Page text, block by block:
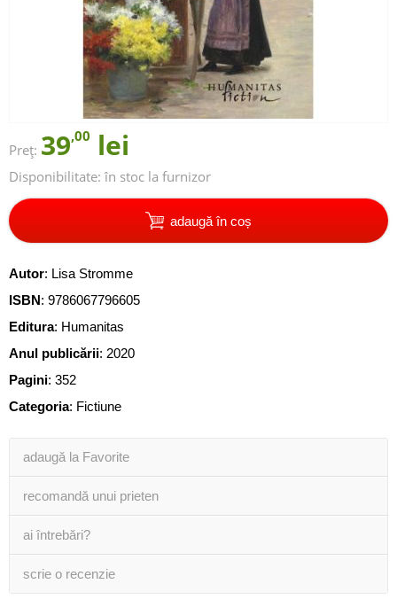
Preț: 39,00 lei
Disponibilitate: în stoc la furnizor
adaugă în coș
Autor: Lisa Stromme
ISBN: 9786067796605
Editura: Humanitas
Anul publicării: 2020
Pagini: 352
Categoria: Fictiune
adaugă la Favorite
recomandă unui prieten
ai întrebări?
scrie o recenzie